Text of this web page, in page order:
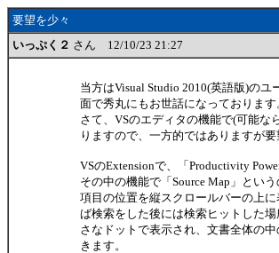
要望を少々
いっぷく２ さん 12/10/23 21:27
当方はVisual Studio 2010(英語版)の
面で秀丸にもお世話になっております
さて、VSのエディタの機能で(可能な
りますので、一方的ではありますが要
VSのExtensionで、「Productivity
その中の機能で「Source Map」とい
項目の位置を縦スクロールバーの上
ば検索をした後には検索ヒットした
さなドットで表示され、文書全体の
きます。